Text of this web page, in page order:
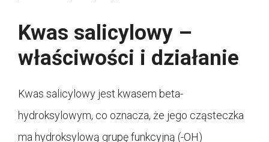
Kwas salicylowy –
właściwości i działanie
Kwas salicylowy jest kwasem beta-
hydroksylowym, co oznacza, że jego cząsteczka
ma hydroksylową grupę funkcyjną (-OH)